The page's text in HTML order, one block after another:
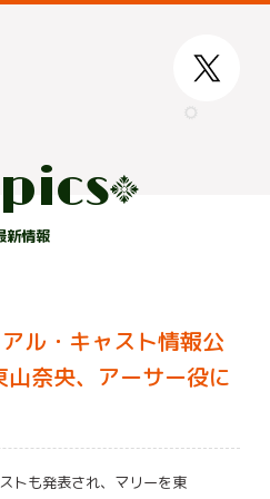
新情報
ル・キャスト情報公
奈央、アーサー役に
トも発表され、マリーを東